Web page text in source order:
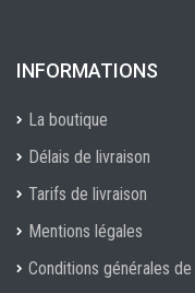
INFORMATIONS
La boutique
Délais de livraison
Tarifs de livraison
Mentions légales
Conditions générales